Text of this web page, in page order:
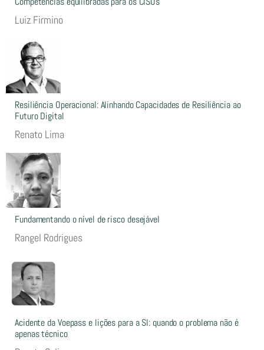
Luiz Firmino
Resiliência Operacional: Alinhando Capacidades de Resiliência ao
Futuro Digital
Renato Lima
Fundamentando o nível de risco desejável
Rangel Rodrigues
Acidente da Voepass e lições para a SI: quando o problema não é
apenas técnico